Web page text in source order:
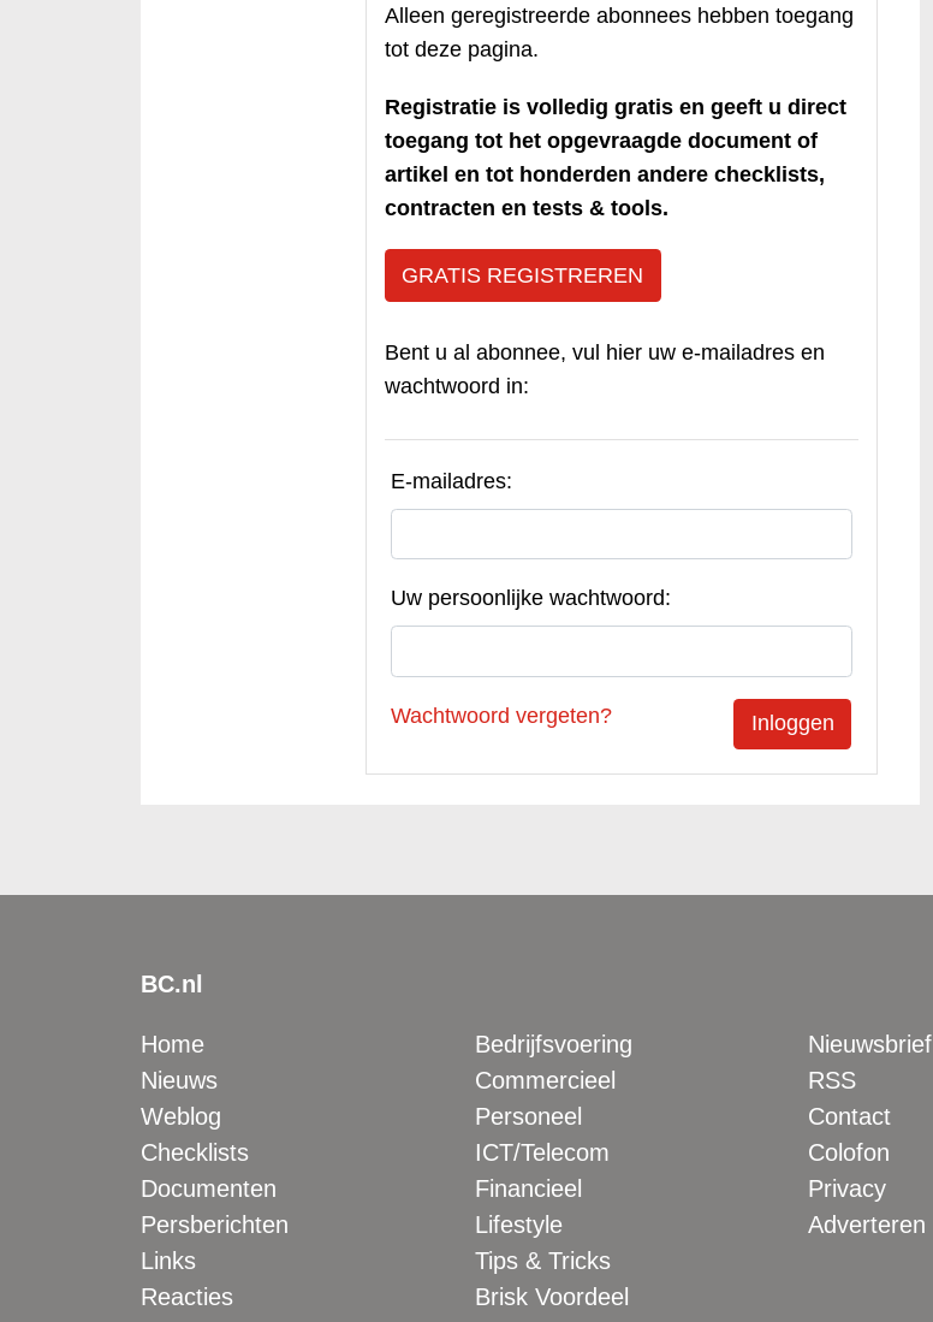
Alleen geregistreerde abonnees hebben toegang
tot deze pagina.
Registratie is volledig gratis en geeft u direct
toegang tot het opgevraagde document of
artikel en tot honderden andere checklists,
contracten en tests & tools.
GRATIS REGISTREREN
Bent u al abonnee, vul hier uw e-mailadres en
wachtwoord in:
E-mailadres:
Uw persoonlijke wachtwoord:
Wachtwoord vergeten?
BC.nl
Home
Nieuws
Weblog
Checklists
Documenten
Persberichten
Links
Reacties
Bedrijfsvoering
Commercieel
Personeel
ICT/Telecom
Financieel
Lifestyle
Tips & Tricks
Brisk Voordeel
Nieuwsbrief
RSS
Contact
Colofon
Privacy
Adverteren